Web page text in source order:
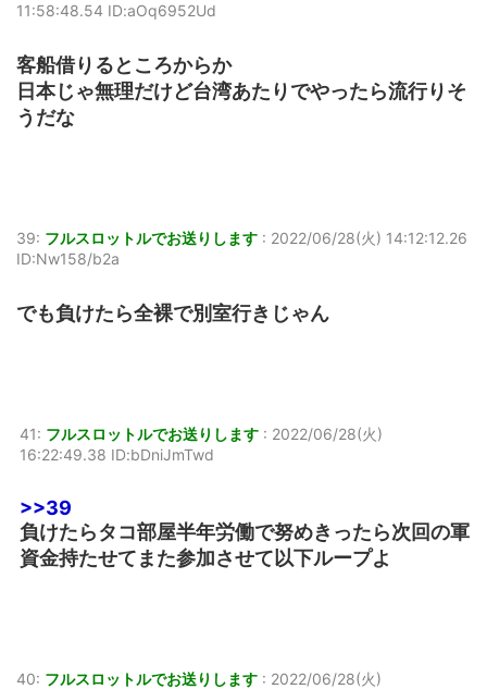
11:58:48.54 ID:aOq6952Ud
客船借りるところからか
日本じゃ無理だけど台湾あたりでやったら流行りそ
うだな
39: フルスロットルでお送りします : 2022/06/28(火) 14:12:12.26
ID:Nw158/b2a
でも負けたら全裸で別室行きじゃん
41: フルスロットルでお送りします : 2022/06/28(火)
16:22:49.38 ID:bDniJmTwd
>>39
負けたらタコ部屋半年労働で努めきったら次回の軍
資金持たせてまた参加させて以下ループよ
40: フルスロットルでお送りします : 2022/06/28(火)